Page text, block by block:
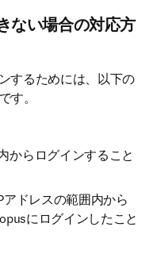
ない場合の対応方
するためには、以下の
す。
からログインすること
ドレスの範囲内から
にログインしたこと